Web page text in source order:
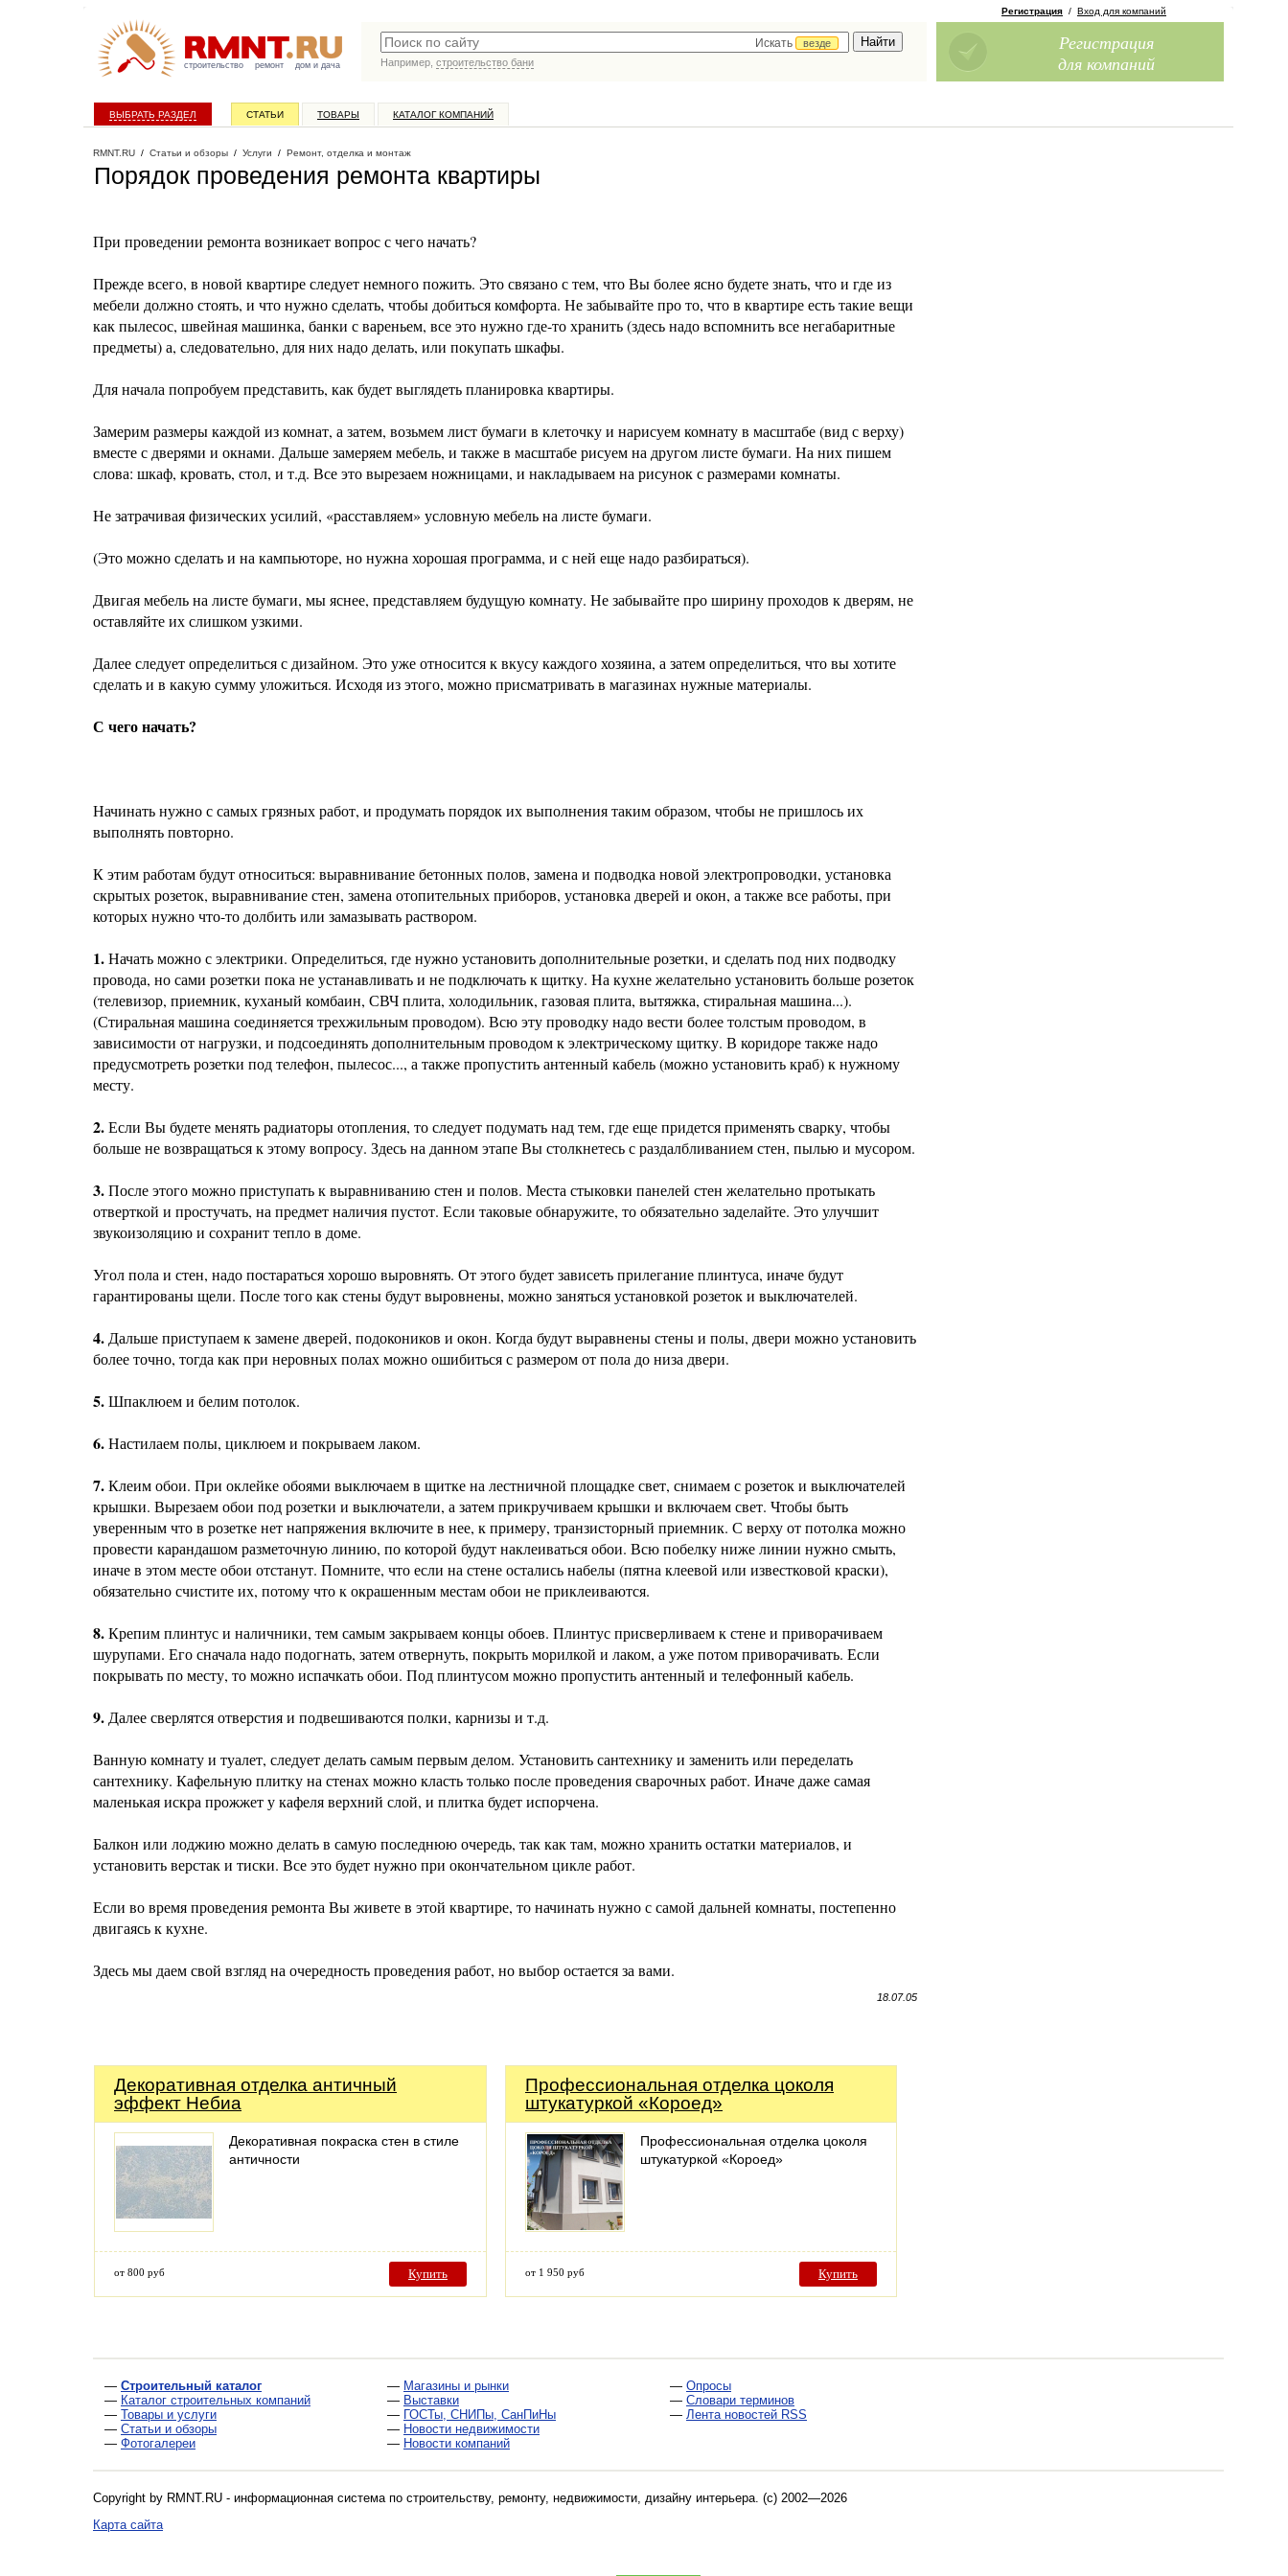
строительство ремонт дом и дача
Искать
везде
Например, строительство бани
Регистрация / Вход для компаний
Регистрация
для компаний
ВЫБРАТЬ РАЗДЕЛ СТАТЬИ ТОВАРЫ КАТАЛОГ КОМПАНИЙ
RMNT.RU / Статьи и обзоры / Услуги / Ремонт, отделка и монтаж
Порядок проведения ремонта квартиры
При проведении ремонта возникает вопрос с чего начать?
Прежде всего, в новой квартире следует немного пожить. Это связано с тем, что Вы более ясно будете знать, что и где из
мебели должно стоять, и что нужно сделать, чтобы добиться комфорта. Не забывайте про то, что в квартире есть такие вещи
как пылесос, швейная машинка, банки с вареньем, все это нужно где-то хранить (здесь надо вспомнить все негабаритные
предметы) а, следовательно, для них надо делать, или покупать шкафы.
Для начала попробуем представить, как будет выглядеть планировка квартиры.
Замерим размеры каждой из комнат, а затем, возьмем лист бумаги в клеточку и нарисуем комнату в масштабе (вид с верху)
вместе с дверями и окнами. Дальше замеряем мебель, и также в масштабе рисуем на другом листе бумаги. На них пишем
слова: шкаф, кровать, стол, и т.д. Все это вырезаем ножницами, и накладываем на рисунок с размерами комнаты.
Не затрачивая физических усилий, «расставляем» условную мебель на листе бумаги.
(Это можно сделать и на кампьюторе, но нужна хорошая программа, и с ней еще надо разбираться).
Двигая мебель на листе бумаги, мы яснее, представляем будущую комнату. Не забывайте про ширину проходов к дверям, не
оставляйте их слишком узкими.
Далее следует определиться с дизайном. Это уже относится к вкусу каждого хозяина, а затем определиться, что вы хотите
сделать и в какую сумму уложиться. Исходя из этого, можно присматривать в магазинах нужные материалы.
С чего начать?
Начинать нужно с самых грязных работ, и продумать порядок их выполнения таким образом, чтобы не пришлось их
выполнять повторно.
К этим работам будут относиться: выравнивание бетонных полов, замена и подводка новой электропроводки, установка
скрытых розеток, выравнивание стен, замена отопительных приборов, установка дверей и окон, а также все работы, при
которых нужно что-то долбить или замазывать раствором.
1.Начать можно с электрики. Определиться, где нужно установить дополнительные розетки, и сделать под них подводку
провода, но сами розетки пока не устанавливать и не подключать к щитку. На кухне желательно установить больше розеток
(телевизор, приемник, куханый комбаин, СВЧ плита, холодильник, газовая плита, вытяжка, стиральная машина...).
(Стиральная машина соединяется трехжильным проводом). Всю эту проводку надо вести более толстым проводом, в
зависимости от нагрузки, и подсоединять дополнительным проводом к электрическому щитку. В коридоре также надо
предусмотреть розетки под телефон, пылесос..., а также пропустить антенный кабель (можно установить краб) к нужному
месту.
2.Если Вы будете менять радиаторы отопления, то следует подумать над тем, где еще придется применять сварку, чтобы
больше не возвращаться к этому вопросу. Здесь на данном этапе Вы столкнетесь с раздалбливанием стен, пылью и мусором.
3.После этого можно приступать к выравниванию стен и полов. Места стыковки панелей стен желательно протыкать
отверткой и простучать, на предмет наличия пустот. Если таковые обнаружите, то обязательно заделайте. Это улучшит
звукоизоляцию и сохранит тепло в доме.
Угол пола и стен, надо постараться хорошо выровнять. От этого будет зависеть прилегание плинтуса, иначе будут
гарантированы щели. После того как стены будут выровнены, можно заняться установкой розеток и выключателей.
4. Дальше приступаем к замене дверей, подокоников и окон. Когда будут выравнены стены и полы, двери можно установить
более точно, тогда как при неровных полах можно ошибиться с размером от пола до низа двери.
5.Шпаклюем и белим потолок.
6.Настилаем полы, циклюем и покрываем лаком.
7.Клеим обои. При оклейке обоями выключаем в щитке на лестничной площадке свет, снимаем с розеток и выключателей
крышки. Вырезаем обои под розетки и выключатели, а затем прикручиваем крышки и включаем свет. Чтобы быть
уверенным что в розетке нет напряжения включите в нее, к примеру, транзисторный приемник. С верху от потолка можно
провести карандашом разметочную линию, по которой будут наклеиваться обои. Всю побелку ниже линии нужно смыть,
иначе в этом месте обои отстанут. Помните, что если на стене остались набелы (пятна клеевой или известковой краски),
обязательно счистите их, потому что к окрашенным местам обои не приклеиваются.
8.Крепим плинтус и наличники, тем самым закрываем концы обоев. Плинтус присверливаем к стене и приворачиваем
шурупами. Его сначала надо подогнать, затем отвернуть, покрыть морилкой и лаком, а уже потом приворачивать. Если
покрывать по месту, то можно испачкать обои. Под плинтусом можно пропустить антенный и телефонный кабель.
9. Далее сверлятся отверстия и подвешиваются полки, карнизы и т.д.
Ванную комнату и туалет, следует делать самым первым делом. Установить сантехнику и заменить или переделать
сантехнику. Кафельную плитку на стенах можно класть только после проведения сварочных работ. Иначе даже самая
маленькая искра прожжет у кафеля верхний слой, и плитка будет испорчена.
Балкон или лоджию можно делать в самую последнюю очередь, так как там, можно хранить остатки материалов, и
установить верстак и тиски. Все это будет нужно при окончательном цикле работ.
Если во время проведения ремонта Вы живете в этой квартире, то начинать нужно с самой дальней комнаты, постепенно
двигаясь к кухне.
Здесь мы даем свой взгляд на очередность проведения работ, но выбор остается за вами.
18.07.05
Декоративная отделка античный
эффект Небиа
Декоративная покраска стен в стиле
античности
от 800 руб Купить
Профессиональная отделка цоколя
штукатуркой «Короед»
Профессиональная отделка цоколя
штукатуркой «Короед»
от 1 950 руб Купить
— Строительный каталог
— Каталог строительных компаний
— Товары и услуги
— Статьи и обзоры
— Фотогалереи
— Магазины и рынки
— Выставки
— ГОСТы, СНИПы, СанПиНы
— Новости недвижимости
— Новости компаний
— Опросы
— Словари терминов
— Лента новостей RSS
Copyright by RMNT.RU - информационная система по строительству, ремонту, недвижимости, дизайну интерьера. (c) 2002—2026
Карта сайта